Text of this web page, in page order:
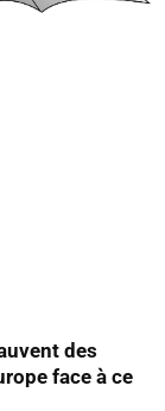
des
face à ce